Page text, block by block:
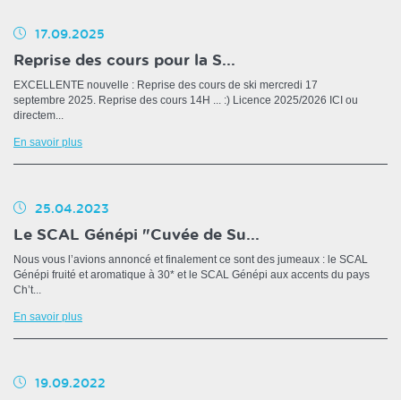
17.09.2025
Reprise des cours pour la S...
EXCELLENTE nouvelle : Reprise des cours de ski mercredi 17
septembre 2025. Reprise des cours 14H ... :) Licence 2025/2026 ICI ou
directem...
En savoir plus
25.04.2023
Le SCAL Génépi "Cuvée de Su...
Nous vous l’avions annoncé et finalement ce sont des jumeaux : le SCAL
Génépi fruité et aromatique à 30* et le SCAL Génépi aux accents du pays
Ch’t...
En savoir plus
19.09.2022